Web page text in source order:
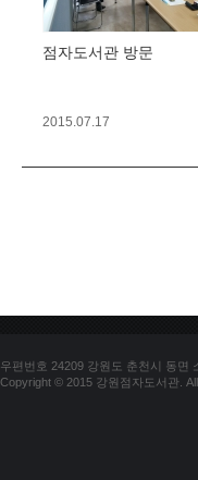
점자도서관 방문
2015.07.17
우편번호 24209 강원도 춘천시 동면
Copyright © 2015 강원점자도서관.